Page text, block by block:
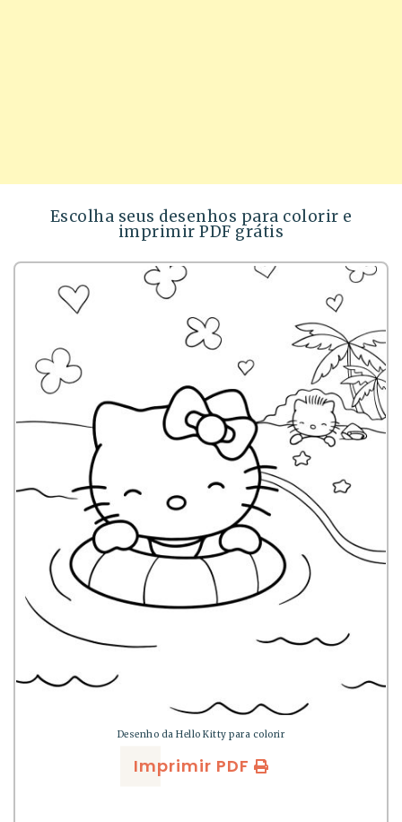
Escolha seus desenhos para colorir e
imprimir PDF grátis
Desenho da Hello Kitty para colorir
Imprimir PDF